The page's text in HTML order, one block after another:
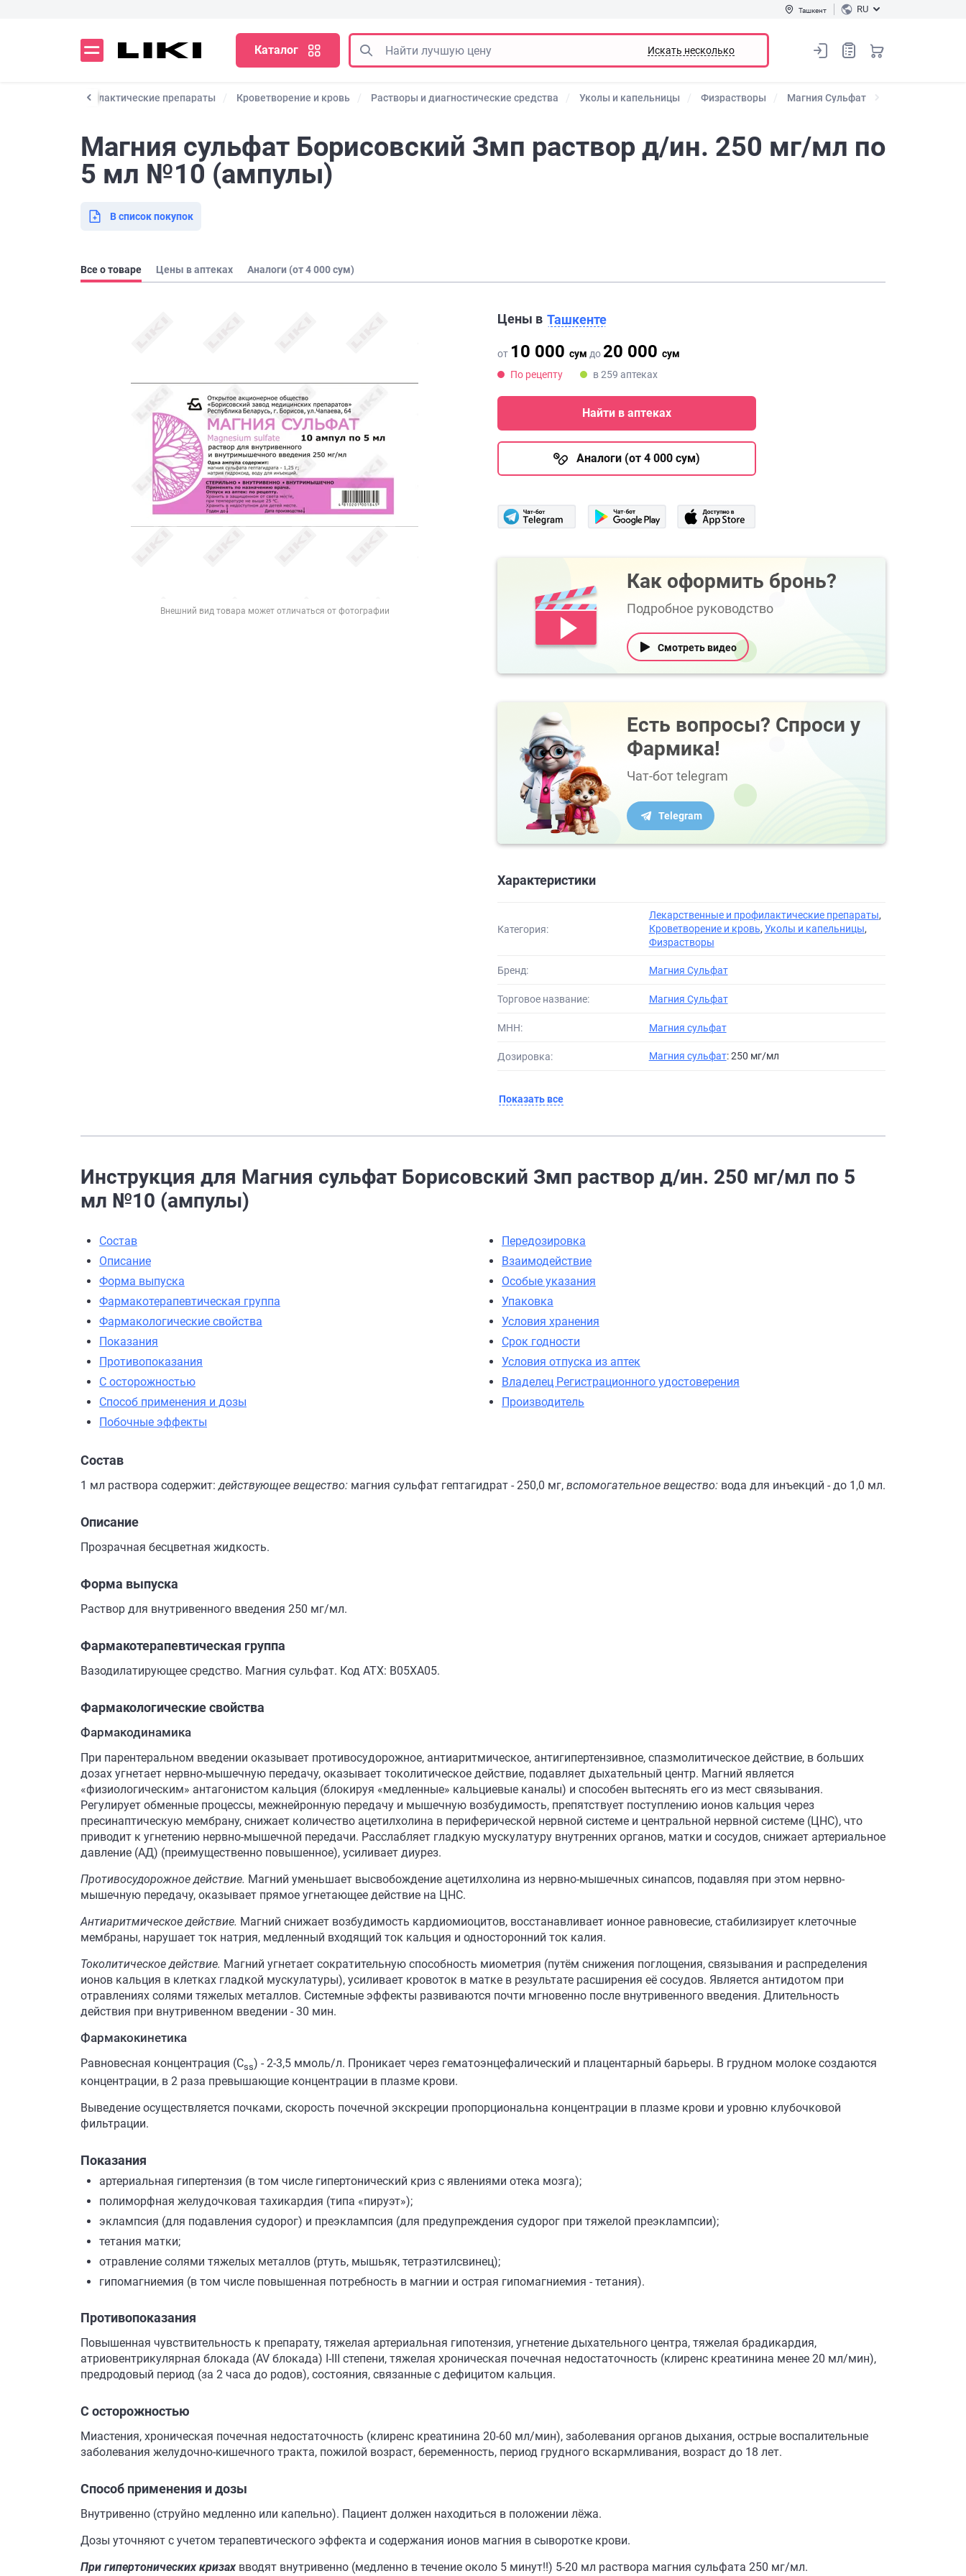
Ташкент RU
Каталог Искать несколько
и профилактические препараты Кроветворение и кровь Растворы и диагностические средства Уколы и капельницы Физрастворы Магния Сульфат
Магния сульфат Борисовский Змп раствор д/ин. 250 мг/мл по
5 мл №10 (ампулы)
В список покупок
Все о товаре Цены в аптеках Аналоги (от 4 000 сум)
Внешний вид товара может отличаться от фотографии
Цены в Ташкенте
от 10 000 сум до 20 000 сум
По рецепту
в 259 аптеках
Найти в аптеках
Аналоги (от 4 000 сум)
Как оформить бронь?
Подробное руководство
Смотреть видео
Есть вопросы? Спроси у
Фармика!
Чат-бот telegram
Telegram
Характеристики
Категория:
Лекарственные и профилактические препараты,
Кроветворение и кровь, Уколы и капельницы,
Физрастворы
Бренд: Магния Сульфат
Торговое название: Магния Сульфат
МНН: Магния сульфат
Дозировка: Магния сульфат: 250 мг/мл
Показать все
Инструкция для Магния сульфат Борисовский Змп раствор д/ин. 250 мг/мл по 5
мл №10 (ампулы)
Состав
Описание
Форма выпуска
Фармакотерапевтическая группа
Фармакологические свойства
Показания
Противопоказания
С осторожностью
Способ применения и дозы
Побочные эффекты
Передозировка
Взаимодействие
Особые указания
Упаковка
Условия хранения
Срок годности
Условия отпуска из аптек
Владелец Регистрационного удостоверения
Производитель
Состав
1 мл раствора содержит:действующее вещество: магния сульфат гептагидрат - 250,0 мг, вспомогательное вещество: вода для инъекций - до 1,0 мл.
Описание
Прозрачная бесцветная жидкость.
Форма выпуска
Раствор для внутривенного введения 250 мг/мл.
Фармакотерапевтическая группа
Вазодилатирующее средство. Магния сульфат. Код АТХ: B05XA05.
Фармакологические свойства
Фармакодинамика
При парентеральном введении оказывает противосудорожное, антиаритмическое, антигипертензивное, спазмолитическое действие, в больших
дозах угнетает нервно-мышечную передачу, оказывает токолитическое действие, подавляет дыхательный центр. Магний является
«физиологическим» антагонистом кальция (блокируя «медленные» кальциевые каналы) и способен вытеснять его из мест связывания.
Регулирует обменные процессы, межнейронную передачу и мышечную возбудимость, препятствует поступлению ионов кальция через
пресинаптическую мембрану, снижает количество ацетилхолина в периферической нервной системе и центральной нервной системе (ЦНС), что
приводит к угнетению нервно-мышечной передачи. Расслабляет гладкую мускулатуру внутренних органов, матки и сосудов, снижает артериальное
давление (АД) (преимущественно повышенное), усиливает диурез.
Противосудорожное действие. Магний уменьшает высвобождение ацетилхолина из нервно-мышечных синапсов, подавляя при этом нервно-
мышечную передачу, оказывает прямое угнетающее действие на ЦНС.
Антиаритмическое действие. Магний снижает возбудимость кардиомиоцитов, восстанавливает ионное равновесие, стабилизирует клеточные
мембраны, нарушает ток натрия, медленный входящий ток кальция и односторонний ток калия.
Токолитическое действие. Магний угнетает сократительную способность миометрия (путём снижения поглощения, связывания и распределения
ионов кальция в клетках гладкой мускулатуры), усиливает кровоток в матке в результате расширения её сосудов. Является антидотом при
отравлениях солями тяжелых металлов. Системные эффекты развиваются почти мгновенно после внутривенного введения. Длительность
действия при внутривенном введении - 30 мин.
Фармакокинетика
Равновесная концентрация (Css) - 2-3,5 ммоль/л. Проникает через гематоэнцефалический и плацентарный барьеры. В грудном молоке создаются
концентрации, в 2 раза превышающие концентрации в плазме крови.
Выведение осуществляется почками, скорость почечной экскреции пропорциональна концентрации в плазме крови и уровню клубочковой
фильтрации.
Показания
артериальная гипертензия (в том числе гипертонический криз с явлениями отека мозга);
полиморфная желудочковая тахикардия (типа «пируэт»);
эклампсия (для подавления судорог) и преэклампсия (для предупреждения судорог при тяжелой преэклампсии);
тетания матки;
отравление солями тяжелых металлов (ртуть, мышьяк, тетраэтилсвинец);
гипомагниемия (в том числе повышенная потребность в магнии и острая гипомагниемия - тетания).
Противопоказания
Повышенная чувствительность к препарату, тяжелая артериальная гипотензия, угнетение дыхательного центра, тяжелая брадикардия,
атриовентрикулярная блокада (AV блокада) I-III степени, тяжелая хроническая почечная недостаточность (клиренс креатинина менее 20 мл/мин),
предродовый период (за 2 часа до родов), состояния, связанные с дефицитом кальция.
С осторожностью
Миастения, хроническая почечная недостаточность (клиренс креатинина 20-60 мл/мин), заболевания органов дыхания, острые воспалительные
заболевания желудочно-кишечного тракта, пожилой возраст, беременность, период грудного вскармливания, возраст до 18 лет.
Способ применения и дозы
Внутривенно (струйно медленно или капельно). Пациент должен находиться в положении лёжа.
Дозы уточняют с учетом терапевтического эффекта и содержания ионов магния в сыворотке крови.
При гипертонических кризах вводят внутривенно (медленно в течение около 5 минут!!) 5-20 мл раствора магния сульфата 250 мг/мл.